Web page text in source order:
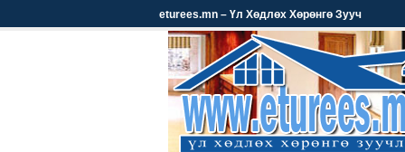
eturees.mn – Үл Хөдлөх Хөрөнгө Зууч